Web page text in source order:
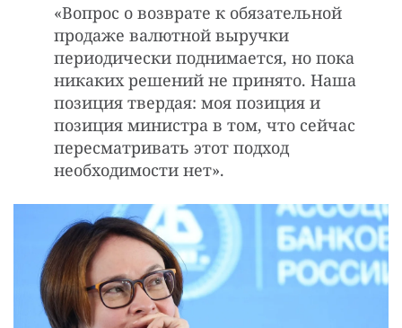
«Вопрос о возврате к обязательной
продаже валютной выручки
периодически поднимается, но пока
никаких решений не принято. Наша
позиция твердая: моя позиция и
позиция министра в том, что сейчас
пересматривать этот подход
необходимости нет».